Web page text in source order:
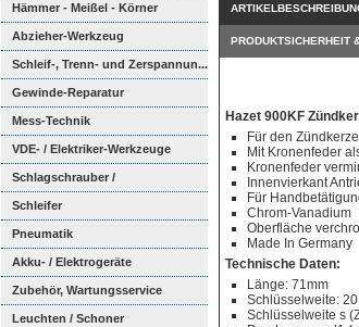
Hämmer - Meißel - Körner
Abzieher-Werkzeug
Schleif-, Trenn- und Zerspannun...
Gewinde-Reparatur
Mess-Technik
VDE- / Elektriker-Werkzeuge
Schlagschrauber /
Ratschenschra...
Schleifer
Pneumatik
Akku- / Elektrogeräte
Zubehör, Wartungsservice
Leuchten / Schoner
PRODUKTSICHERHEIT
Hazet 900KF
Für den
Mit Kronenfeder
Kronenfeder
Innenvierkant
Für
Chrom-Vanadium
Oberfläche
Made In Germany
Technische Daten:
Länge: 71mm
Schlüsselweite:
Schlüsselweite s